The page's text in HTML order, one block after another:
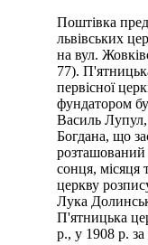
Поштівка
львівських
на вул.
77).
первісної
фундатором
Василь
Богдана, що
розташований
сонця, місяця
церкву
Лука
П'ятницька
р., у 1908 р.